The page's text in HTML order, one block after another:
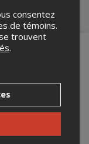
pas un
consentez
de témoins.
trouvent
.